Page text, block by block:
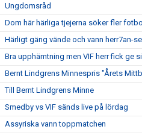
Ungdomsråd
Dom här härliga tjejerna söker fler
Härligt gäng vände och vann herr7an-
Bra upphämtning men VIF herr fick ge
Bernt Lindgrens Minnespris "Årets
Till Bernt Lindgrens Minne
Smedby vs VIF sänds live på lördag
Assyriska vann toppmatchen